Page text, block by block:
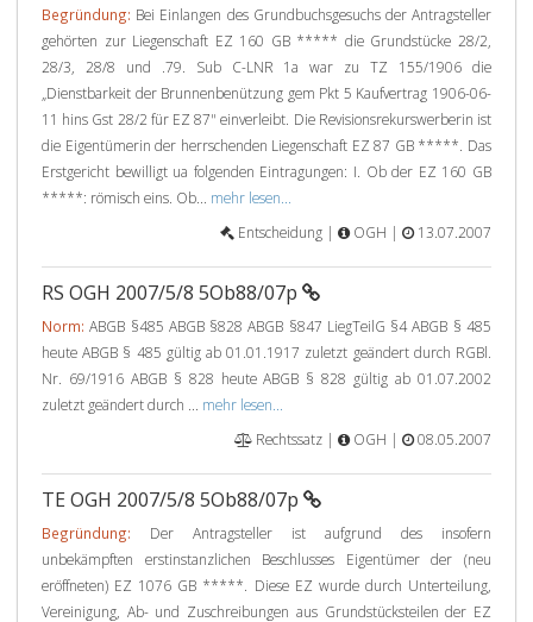
Begründung: Bei Einlangen des Grundbuchsgesuchs der Antragsteller
gehörten zur Liegenschaft EZ 160 GB ***** die Grundstücke 28/2,
28/3, 28/8 und .79. Sub C-LNR 1a war zu TZ 155/1906 die
„Dienstbarkeit der Brunnenbenützung gem Pkt 5 Kaufvertrag 1906-06-
11 hins Gst 28/2 für EZ 87" einverleibt. Die Revisionsrekurswerberin ist
die Eigentümerin der herrschenden Liegenschaft EZ 87 GB *****. Das
Erstgericht bewilligt ua folgenden Eintragungen: I. Ob der EZ 160 GB
*****: römisch eins. Ob... mehr lesen...
Entscheidung |
OGH | 13.07.2007
RS OGH 2007/5/8 5Ob88/07p
Norm: ABGB §485 ABGB §828 ABGB §847 LiegTeilG §4 ABGB § 485
heute ABGB § 485 gültig ab 01.01.1917 zuletzt geändert durch RGBl.
Nr. 69/1916 ABGB § 828 heute ABGB § 828 gültig ab 01.07.2002
zuletzt geändert durch ... mehr lesen...
Rechtssatz |
OGH | 08.05.2007
TE OGH 2007/5/8 5Ob88/07p
Begründung: Der Antragsteller ist aufgrund des insofern
unbekämpften erstinstanzlichen Beschlusses Eigentümer der (neu
eröffneten) EZ 1076 GB *****. Diese EZ wurde durch Unterteilung,
Vereinigung, Ab- und Zuschreibungen aus Grundstücksteilen der EZ